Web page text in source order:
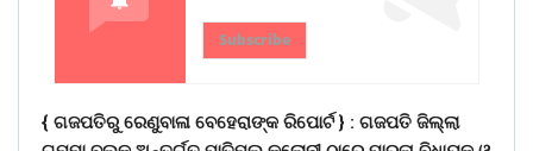
Subscribe
{ ଗଜପତିରୁ ରେଣୁବାଳା ବେହେରାଙ୍କ ରିପୋର୍ଟ } : ଗଜପତି ଜିଲ୍ଲା